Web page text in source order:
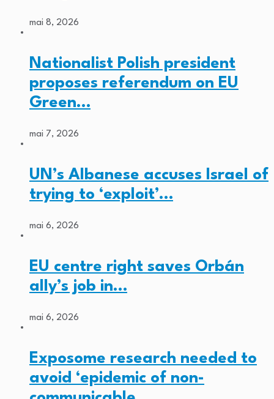
mai 8, 2026
Nationalist Polish president
proposes referendum on EU
Green…
mai 7, 2026
UN’s Albanese accuses Israel of
trying to ‘exploit’…
mai 6, 2026
EU centre right saves Orbán
ally’s job in…
mai 6, 2026
Exposome research needed to
avoid ‘epidemic of non-